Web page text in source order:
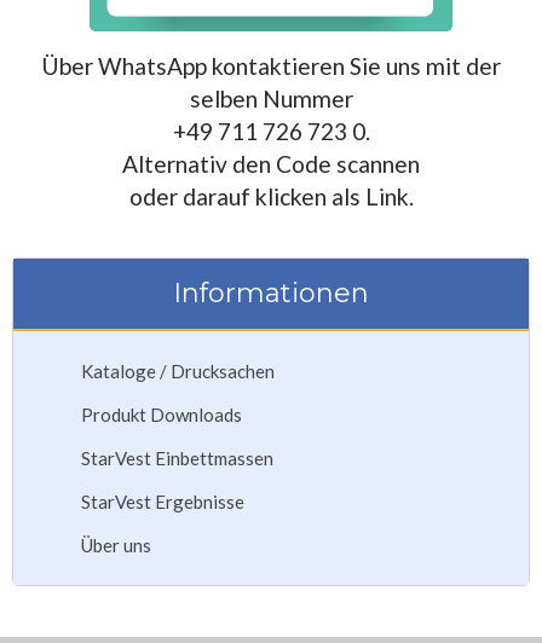
Über WhatsApp kontaktieren Sie uns mit der
selben Nummer
+49 711 726 723 0.
Alternativ den Code scannen
oder darauf klicken als Link.
Informationen
Kataloge / Drucksachen
Produkt Downloads
StarVest Einbettmassen
StarVest Ergebnisse
Über uns